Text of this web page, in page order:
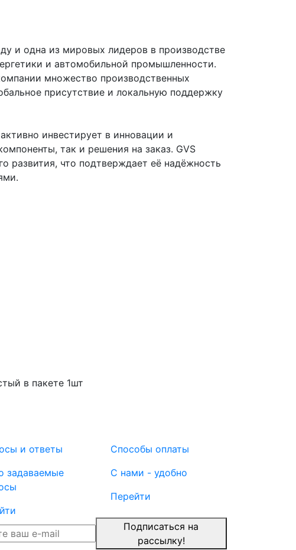
и одна из мировых лидеров в производстве
и автомобильной промышленности.
множество производственных
присутствие и локальную поддержку
инвестирует в инновации и
так и решения на заказ. GVS
развития, что подтверждает её надёжность
в пакете 1шт
и ответы
задаваемые
Способы оплаты
С нами - удобно
Перейти
Подписаться на
рассылку!